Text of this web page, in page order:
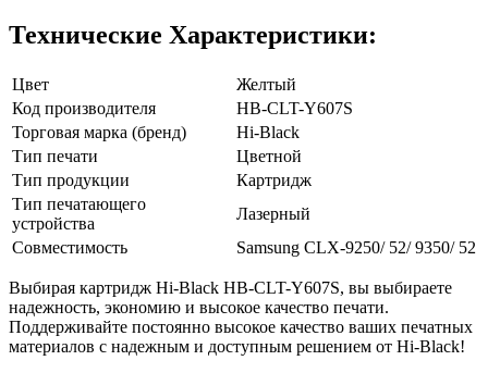
Технические Характеристики:
Цвет
Желтый
Код производителя
HB-CLT-Y607S
Торговая марка (бренд)
Hi-Black
Тип печати
Цветной
Тип продукции
Картридж
Тип печатающего
устройства
Лазерный
Совместимость
Samsung CLX-9250/ 52/ 9350/ 52
Выбирая картридж Hi-Black HB-CLT-Y607S, вы выбираете
надежность, экономию и высокое качество печати.
Поддерживайте постоянно высокое качество ваших печатных
материалов с надежным и доступным решением от Hi-Black!